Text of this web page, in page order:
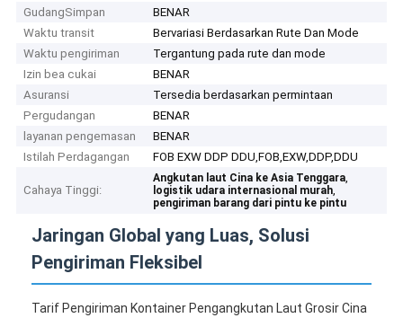
GudangSimpan
BENAR
Waktu transit
Bervariasi Berdasarkan Rute Dan Mode
Waktu pengiriman
Tergantung pada rute dan mode
Izin bea cukai
BENAR
Asuransi
Tersedia berdasarkan permintaan
Pergudangan
BENAR
layanan pengemasan
BENAR
Istilah Perdagangan
FOB EXW DDP DDU,FOB,EXW,DDP,DDU
Cahaya Tinggi:
Angkutan laut Cina ke Asia Tenggara,
logistik udara internasional murah,
pengiriman barang dari pintu ke pintu
Jaringan Global yang Luas, Solusi
Pengiriman Fleksibel
Tarif Pengiriman Kontainer Pengangkutan Laut Grosir Cina